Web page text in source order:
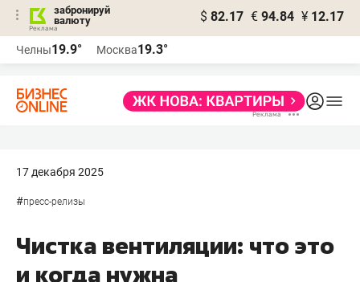
забронируй
валюту
$ 82.17 € 94.84 ¥ 12.17
Челны19.9° Москва19.3°
17 декабря 2025
#пресс-релизы
Чистка вентиляции: что это
и когда нужна